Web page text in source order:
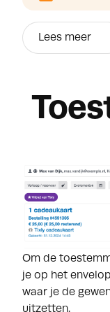
Lees meer
Om de
je op het
waar je de
uitzetten.